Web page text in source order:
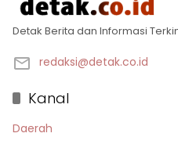
Detak Berita dan Informasi
redaksi@detak.co.id
Kanal
Daerah